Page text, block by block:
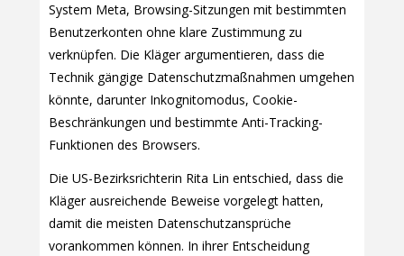
System Meta, Browsing-Sitzungen mit bestimmten
Benutzerkonten ohne klare Zustimmung zu
verknüpfen. Die Kläger argumentieren, dass die
Technik gängige Datenschutzmaßnahmen umgehen
könnte, darunter Inkognitomodus, Cookie-
Beschränkungen und bestimmte Anti-Tracking-
Funktionen des Browsers.
Die US-Bezirksrichterin Rita Lin entschied, dass die
Kläger ausreichende Beweise vorgelegt hatten,
damit die meisten Datenschutzansprüche
vorankommen können. In ihrer Entscheidung